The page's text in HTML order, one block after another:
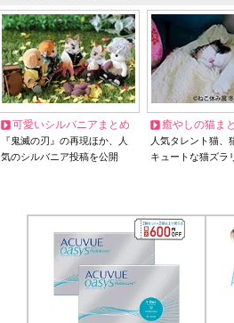
可愛いシルバニアまとめ
『鬼滅の刃』の再現ほか、人
気のシルバニア投稿を公開
癒やしの猫ま
人気タレント猫
キュートな猫ズラ